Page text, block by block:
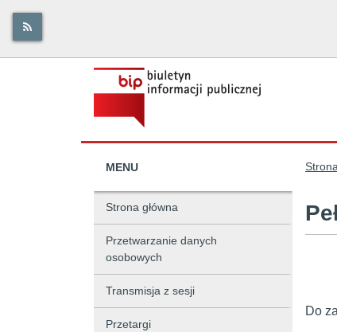
MENU
Strona główna
Przetwarzanie danych
osobowych
Transmisja z sesji
Przetargi
Do